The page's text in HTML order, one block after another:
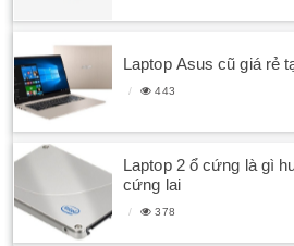
Laptop Asus cũ giá rẻ
443
Laptop 2 ổ cứng là gì
cứng lai
378